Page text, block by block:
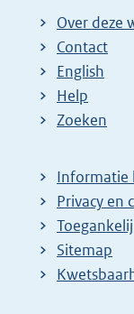
Over deze
Contact
English
Help
Zoeken
Informatie
Privacy en
Sitemap
E